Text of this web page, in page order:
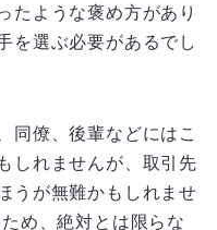
たような褒め方があり
を選ぶ必要があるでし
同僚、後輩などにはこ
しれませんが、取引先
うが無難かもしれませ
め、絶対とは限らな